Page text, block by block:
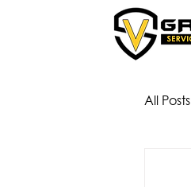
All Posts